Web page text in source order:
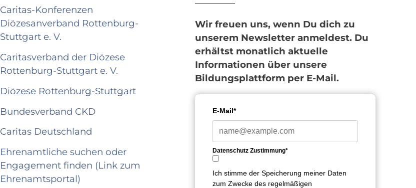
Caritas-Konferenzen
Diözesanverband Rottenburg-
Stuttgart e. V.
Caritasverband der Diözese
Rottenburg-Stuttgart e. V.
Diözese Rottenburg-Stuttgart
Bundesverband CKD
Caritas Deutschland
Ehrenamtliche suchen oder
Engagement finden (Link zum
Ehrenamtsportal)
Wir freuen uns, wenn Du dich zu
unserem Newsletter anmeldest. Du
erhältst monatlich aktuelle
Informationen über unsere
Bildungsplattform per E-Mail.
E-Mail*
Datenschutz Zustimmung*
Ich stimme der Speicherung meiner Daten
zum Zwecke des regelmäßigen